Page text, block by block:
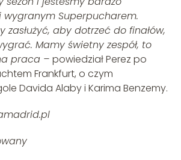
Superpucharem.
zasłużyć, aby dotrzeć do finałów,
Mamy świetny zespół, to
praca – powiedział Perez po
Frankfurt, o czym
Davida Alaby i Karima Benzemy.